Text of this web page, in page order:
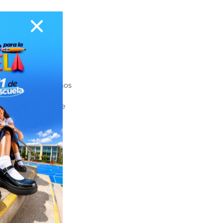
con tus
todos expresamos
el amor
el propósito de